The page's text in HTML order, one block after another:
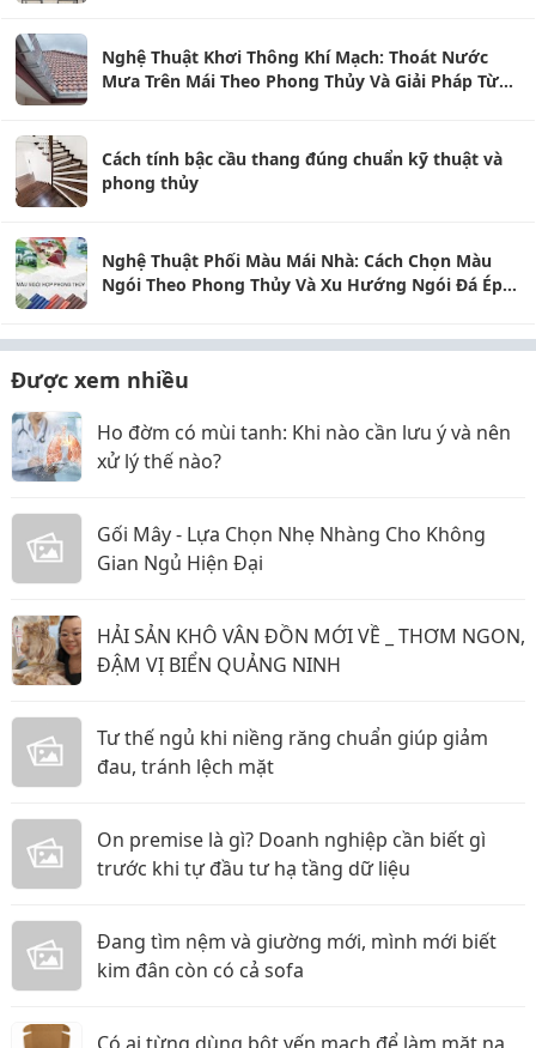
Nghệ Thuật Khơi Thông Khí Mạch: Thoát Nước
Mưa Trên Mái Theo Phong Thủy Và Giải Pháp Từ
Cách tính bậc cầu thang đúng chuẩn kỹ thuật và
phong thủy
Nghệ Thuật Phối Màu Mái Nhà: Cách Chọn Màu
Ngói Theo Phong Thủy Và Xu Hướng Ngói Đá Ép
Được xem nhiều
Ho đờm có mùi tanh: Khi nào cần lưu ý và nên
xử lý thế nào?
Gối Mây - Lựa Chọn Nhẹ Nhàng Cho Không
Gian Ngủ Hiện Đại
HẢI SẢN KHÔ VÂN ĐỒN MỚI VỀ _ THƠM NGON,
ĐẬM VỊ BIỂN QUẢNG NINH
Tư thế ngủ khi niềng răng chuẩn giúp giảm
đau, tránh lệch mặt
On premise là gì? Doanh nghiệp cần biết gì
trước khi tự đầu tư hạ tầng dữ liệu
Đang tìm nệm và giường mới, mình mới biết
kim đân còn có cả sofa